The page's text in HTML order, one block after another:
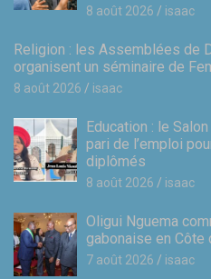
8 août 2026 isaac
Religion : les Assemblées de
organisent un séminaire de
8 août 2026 isaac
Education : le
pari de l’emploi
diplômés
8 août 2026 isaac
Oligui Nguema
gabonaise en Côte
7 août 2026 isaac